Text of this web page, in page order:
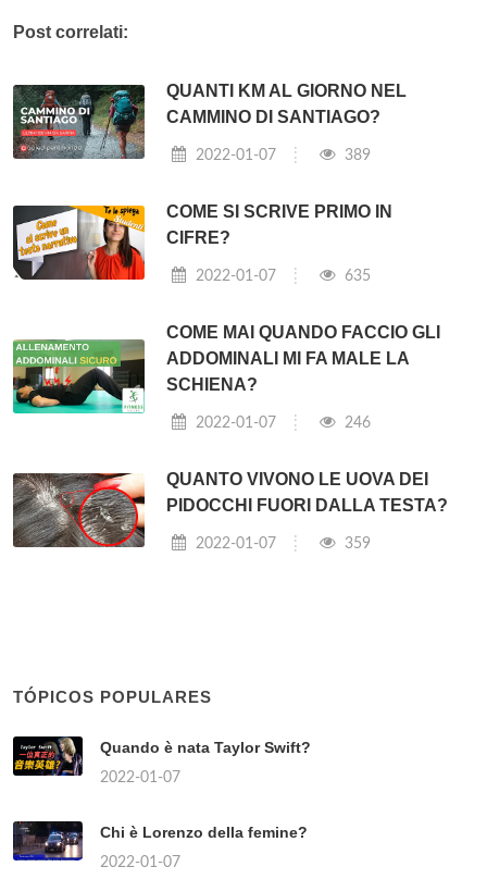
Post correlati:
QUANTI KM AL GIORNO NEL
CAMMINO DI SANTIAGO?
2022-01-07 389
COME SI SCRIVE PRIMO IN
CIFRE?
2022-01-07 635
COME MAI QUANDO FACCIO GLI
ADDOMINALI MI FA MALE LA
SCHIENA?
2022-01-07 246
QUANTO VIVONO LE UOVA DEI
PIDOCCHI FUORI DALLA TESTA?
2022-01-07 359
TÓPICOS POPULARES
Quando è nata Taylor Swift?
2022-01-07
Chi è Lorenzo della femine?
2022-01-07